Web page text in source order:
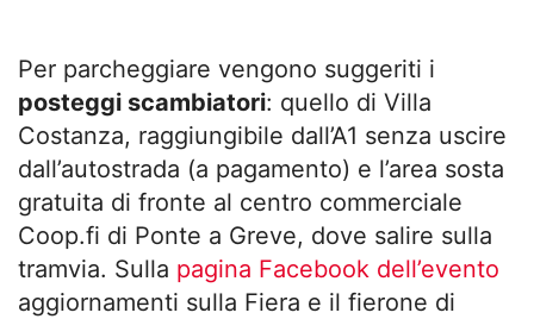
Per parcheggiare vengono suggeriti i
posteggi scambiatori: quello di Villa
Costanza, raggiungibile dall’A1 senza uscire
dall’autostrada (a pagamento) e l’area sosta
gratuita di fronte al centro commerciale
Coop.fi di Ponte a Greve, dove salire sulla
tramvia. Sulla pagina Facebook dell’evento
aggiornamenti sulla Fiera e il fierone di